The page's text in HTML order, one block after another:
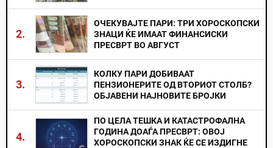
2.
ОЧЕКУВАЈТЕ ПАРИ: ТРИ ХОРОСКОПСКИ
ЗНАЦИ ЌЕ ИМААТ ФИНАНСИСКИ
ПРЕСВРТ ВО АВГУСТ
3.
КОЛКУ ПАРИ ДОБИВААТ
ПЕНЗИОНЕРИТЕ ОД ВТОРИОТ СТОЛБ?
ОБЈАВЕНИ НАЈНОВИТЕ БРОЈКИ
4.
ПО ЦЕЛА ТЕШКА И КАТАСТРОФАЛНА
ГОДИНА ДОАЃА ПРЕСВРТ: ОВОЈ
ХОРОСКОПСКИ ЗНАК ЌЕ СЕ ИЗДИГНЕ